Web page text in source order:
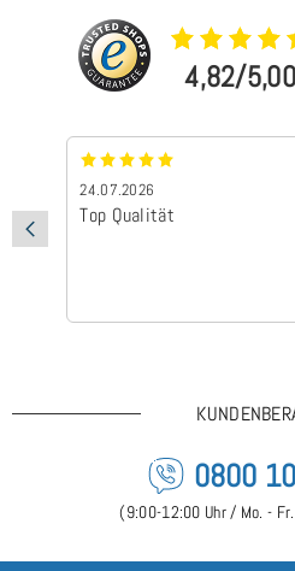
4,82/5,00
24.07.2026
Top Qualität
0800
(9:00-12:00 Uhr / Mo. -